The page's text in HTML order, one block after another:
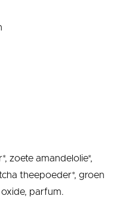
zoete amandelolie*,
theepoeder*, groen
parfum.